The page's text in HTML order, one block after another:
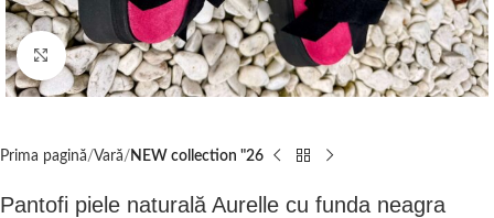
Click to enlarge
Prima pagină Vară NEW collection "26
Pantofi piele naturală Aurelle cu funda neagra